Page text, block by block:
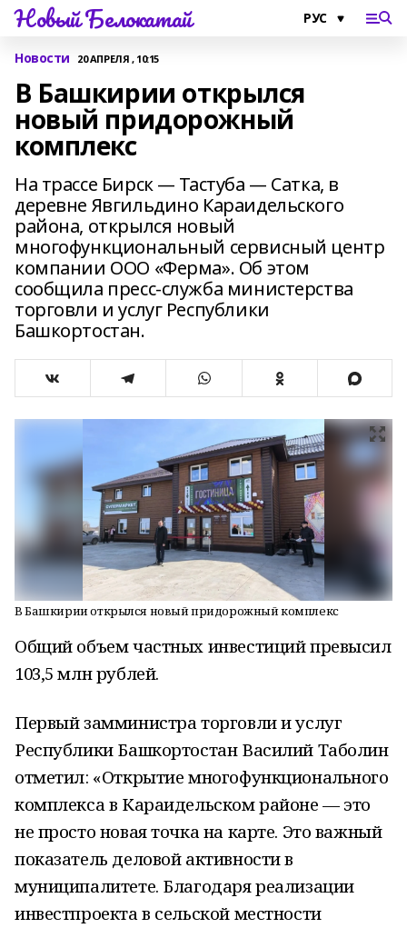
Новый Белокатай
Новости 20 АПРЕЛЯ , 10:15
В Башкирии открылся
новый придорожный
комплекс
На трассе Бирск — Тастуба — Сатка, в
деревне Явгильдино Караидельского
района, открылся новый
многофункциональный сервисный центр
компании ООО «Ферма». Об этом
сообщила пресс-служба министерства
торговли и услуг Республики
Башкортостан.
В Башкирии открылся новый придорожный комплекс
Общий объем частных инвестиций превысил
103,5 млн рублей.
Первый замминистра торговли и услуг
Республики Башкортостан Василий Таболин
отметил: «Открытие многофункционального
комплекса в Караидельском районе — это
не просто новая точка на карте. Это важный
показатель деловой активности в
муниципалитете. Благодаря реализации
инвестпроекта в сельской местности